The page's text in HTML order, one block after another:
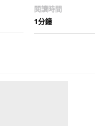
閱讀時間
1分鐘